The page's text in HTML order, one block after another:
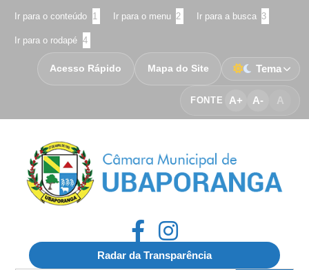
Ir para o conteúdo 1 Ir para o menu 2 Ir para a busca 3
Ir para o rodapé 4
FONTE A+ A- A
Acesso Rápido Mapa do Site Tema
Radar da Transparência